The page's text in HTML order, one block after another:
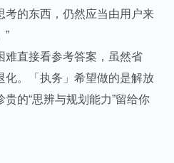
考的东西，仍然应当由用户来
”
难直接看参考答案，虽然省
化。「执务」希望做的是解放
的“思辨与规划能力”留给你